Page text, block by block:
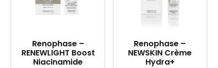
Renophase –
RENEWLIGHT Boost
Niacinamide
Renophase –
NEWSKIN Crème
Hydra+